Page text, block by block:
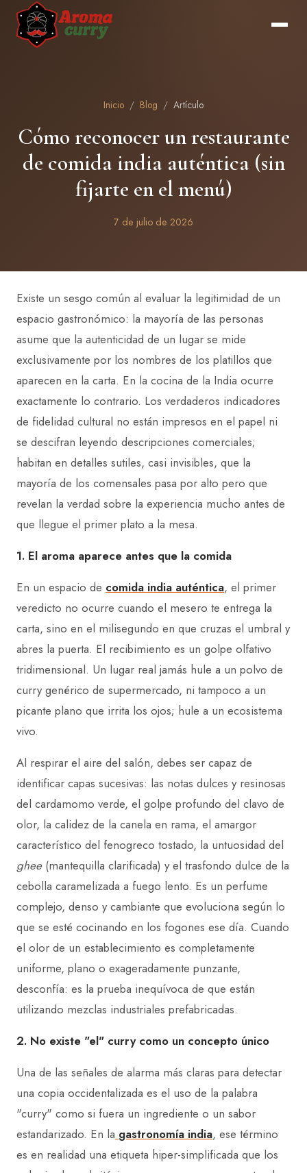
Inicio / Blog / Artículo
Cómo reconocer un restaurante
de comida india auténtica (sin
fijarte en el menú)
7 de julio de 2026
Existe un sesgo común al evaluar la legitimidad de un
espacio gastronómico: la mayoría de las personas
asume que la autenticidad de un lugar se mide
exclusivamente por los nombres de los platillos que
aparecen en la carta. En la cocina de la India ocurre
exactamente lo contrario. Los verdaderos indicadores
de fidelidad cultural no están impresos en el papel ni
se descifran leyendo descripciones comerciales;
habitan en detalles sutiles, casi invisibles, que la
mayoría de los comensales pasa por alto pero que
revelan la verdad sobre la experiencia mucho antes de
que llegue el primer plato a la mesa.
1. El aroma aparece antes que la comida
En un espacio de comida india auténtica, el primer
veredicto no ocurre cuando el mesero te entrega la
carta, sino en el milisegundo en que cruzas el umbral y
abres la puerta. El recibimiento es un golpe olfativo
tridimensional. Un lugar real jamás hule a un polvo de
curry genérico de supermercado, ni tampoco a un
picante plano que irrita los ojos; hule a un ecosistema
vivo.
Al respirar el aire del salón, debes ser capaz de
identificar capas sucesivas: las notas dulces y resinosas
del cardamomo verde, el golpe profundo del clavo de
olor, la calidez de la canela en rama, el amargor
característico del fenogreco tostado, la untuosidad del
ghee(mantequilla clarificada) y el trasfondo dulce de la
cebolla caramelizada a fuego lento. Es un perfume
complejo, denso y cambiante que evoluciona según lo
que se esté cocinando en los fogones ese día. Cuando
el olor de un establecimiento es completamente
uniforme, plano o exageradamente punzante,
desconfía: es la prueba inequívoca de que están
utilizando mezclas industriales prefabricadas.
2. No existe "el" curry como un concepto único
Una de las señales de alarma más claras para detectar
una copia occidentalizada es el uso de la palabra
"curry" como si fuera un ingrediente o un sabor
estandarizado. En la gastronomía india, ese término
es en realidad una etiqueta hiper-simplificada que los